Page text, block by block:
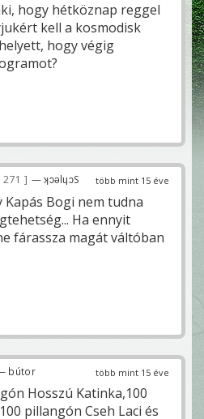
hogy hétköznap reggel
kell a kosmodisk
hogy végig
több mint 15 éve
271 — ʞɔǝlɥɔS
Kapás Bogi nem tudna
Ha ennyit
fárassza magát váltóban
több mint 15 éve
bútor
Hosszú Katinka,100
pillangón Cseh Laci és